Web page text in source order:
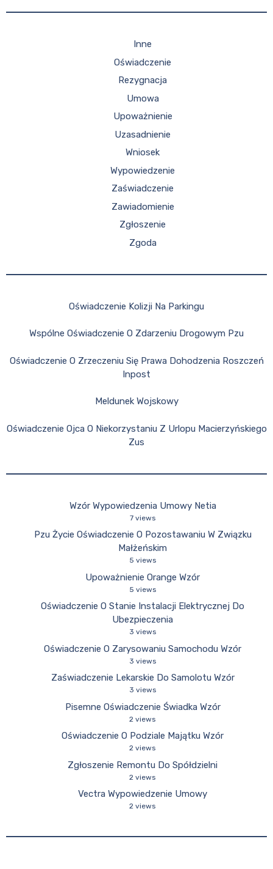
Inne
Oświadczenie
Rezygnacja
Umowa
Upoważnienie
Uzasadnienie
Wniosek
Wypowiedzenie
Zaświadczenie
Zawiadomienie
Zgłoszenie
Zgoda
Oświadczenie Kolizji Na Parkingu
Wspólne Oświadczenie O Zdarzeniu Drogowym Pzu
Oświadczenie O Zrzeczeniu Się Prawa Dohodzenia Roszczeń
Inpost
Meldunek Wojskowy
Oświadczenie Ojca O Niekorzystaniu Z Urlopu Macierzyńskiego
Zus
Wzór Wypowiedzenia Umowy Netia
7 views
Pzu Życie Oświadczenie O Pozostawaniu W Związku
Małżeńskim
5 views
Upoważnienie Orange Wzór
5 views
Oświadczenie O Stanie Instalacji Elektrycznej Do
Ubezpieczenia
3 views
Oświadczenie O Zarysowaniu Samochodu Wzór
3 views
Zaświadczenie Lekarskie Do Samolotu Wzór
3 views
Pisemne Oświadczenie Świadka Wzór
2 views
Oświadczenie O Podziale Majątku Wzór
2 views
Zgłoszenie Remontu Do Spółdzielni
2 views
Vectra Wypowiedzenie Umowy
2 views